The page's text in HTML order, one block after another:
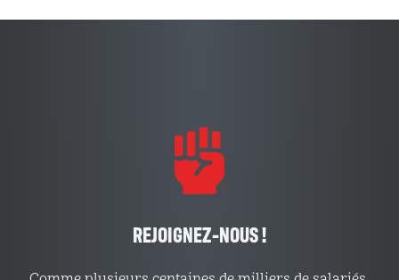
REJOIGNEZ-NOUS !